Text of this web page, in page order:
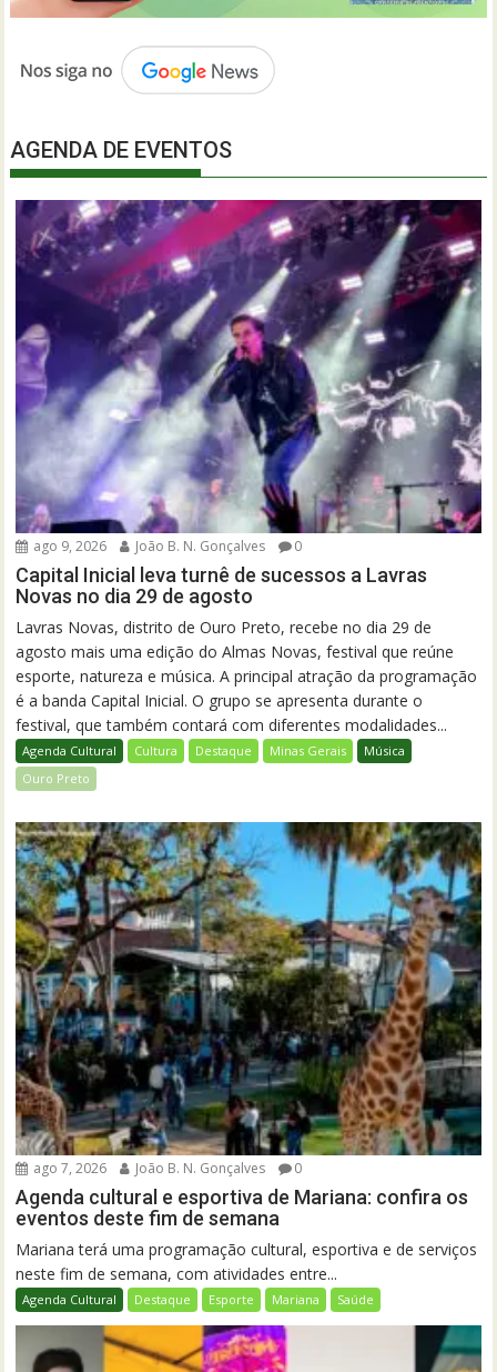
AGENDA DE EVENTOS
ago 9, 2026 João B. N. Gonçalves 0
Capital Inicial leva turnê de sucessos a Lavras
Novas no dia 29 de agosto
Lavras Novas, distrito de Ouro Preto, recebe no dia 29 de
agosto mais uma edição do Almas Novas, festival que reúne
esporte, natureza e música. A principal atração da programação
é a banda Capital Inicial. O grupo se apresenta durante o
festival, que também contará com diferentes modalidades...
Agenda Cultural Cultura Destaque Minas Gerais
Música
Ouro Preto
ago 7, 2026 João B. N. Gonçalves 0
Agenda cultural e esportiva de Mariana: confira os
eventos deste fim de semana
Mariana terá uma programação cultural, esportiva e de serviços
neste fim de semana, com atividades entre...
Agenda Cultural Destaque Esporte Mariana Saúde